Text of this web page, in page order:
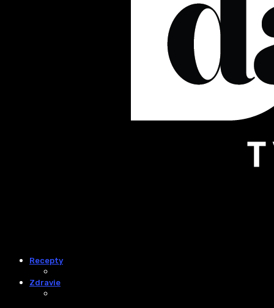
Recepty
Zdravie